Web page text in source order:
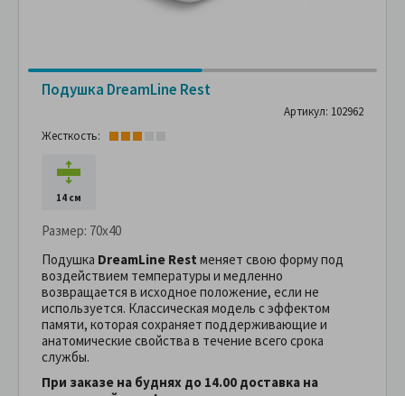
Подушка DreamLine Rest
Артикул: 102962
Жесткость:
14 см
Размер: 70x40
Подушка DreamLine Rest меняет свою форму под
воздействием температуры и медленно
возвращается в исходное положение, если не
используется. Классическая модель с эффектом
памяти, которая сохраняет поддерживающие и
анатомические свойства в течение всего срока
службы.
При заказе на буднях до 14.00 доставка на